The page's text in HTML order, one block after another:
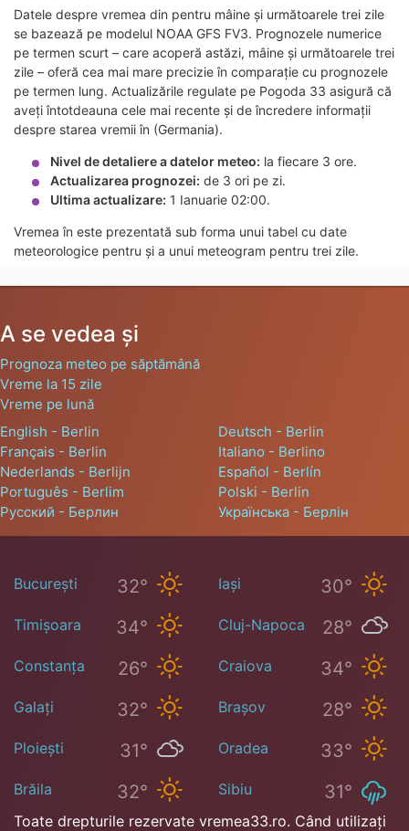
Datele despre vremea din pentru mâine și următoarele trei zile
se bazează pe modelul NOAA GFS FV3. Prognozele numerice
pe termen scurt – care acoperă astăzi, mâine și următoarele trei
zile – oferă cea mai mare precizie în comparație cu prognozele
pe termen lung. Actualizările regulate pe Pogoda 33 asigură că
aveți întotdeauna cele mai recente și de încredere informații
despre starea vremii în (Germania).
Nivel de detaliere a datelor meteo: la fiecare 3 ore.
Actualizarea prognozei: de 3 ori pe zi.
Ultima actualizare: 1 Ianuarie 02:00.
Vremea în este prezentată sub forma unui tabel cu date
meteorologice pentru și a unui meteogram pentru trei zile.
A se vedea și
Prognoza meteo pe săptămână
Vreme la 15 zile
Vreme pe lună
English - Berlin
Deutsch - Berlin
Français - Berlin
Italiano - Berlino
Nederlands - Berlijn
Español - Berlín
Português - Berlim
Polski - Berlin
Русский - Берлин
Українська - Берлін
București 32° Iași 30°
Timișoara 34° Cluj-Napoca 28°
Constanța 26° Craiova 34°
Galați 32° Brașov 28°
Ploiești 31° Oradea 33°
Brăila 32° Sibiu 31°
Toate drepturile rezervate vremea33.ro. Când utilizați